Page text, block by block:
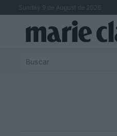
Sunday 9 de August de 2026